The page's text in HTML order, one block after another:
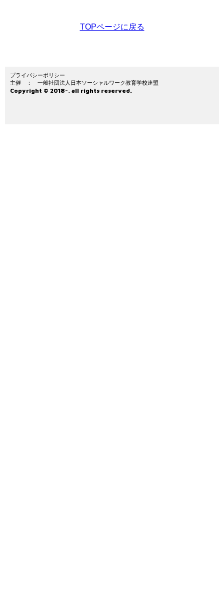
TOPページに戻る
プライバシーポリシー
主催 ： 一般社団法人日本ソーシャルワーク教育学校連盟
Copyright © 2018-, all rights reserved.